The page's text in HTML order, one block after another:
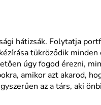
hátizsák. Folytatja
tükröződik
úgy fogod érezni,
amikor azt akarod,
az a társ, aki